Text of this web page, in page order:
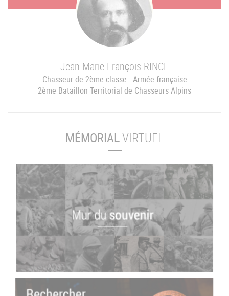
Jean Marie François RINCE
Chasseur de 2ème classe - Armée française
2ème Bataillon Territorial de Chasseurs Alpins
MÉMORIALVIRTUEL